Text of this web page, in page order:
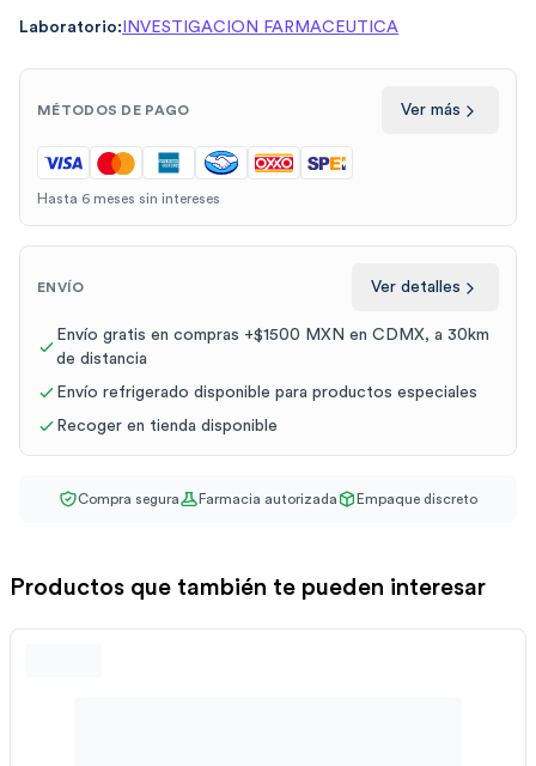
Laboratorio: INVESTIGACION FARMACEUTICA
MÉTODOS DE PAGO Ver más
Hasta 6 meses sin intereses
ENVÍO Ver detalles
Envío gratis en compras +$1500 MXN en CDMX, a 30km
de distancia
Envío refrigerado disponible para productos especiales
Recoger en tienda disponible
Compra segura Farmacia autorizada Empaque discreto
Productos que también te pueden interesar